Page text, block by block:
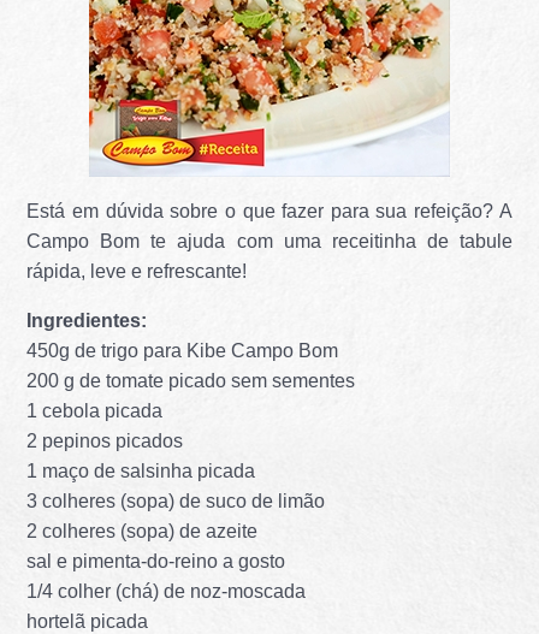
Está em dúvida sobre o que fazer para sua refeição? A
Campo Bom te ajuda com uma receitinha de tabule
rápida, leve e refrescante!
Ingredientes:
450g de trigo para Kibe Campo Bom
200 g de tomate picado sem sementes
1 cebola picada
2 pepinos picados
1 maço de salsinha picada
3 colheres (sopa) de suco de limão
2 colheres (sopa) de azeite
sal e pimenta-do-reino a gosto
1/4 colher (chá) de noz-moscada
hortelã picada